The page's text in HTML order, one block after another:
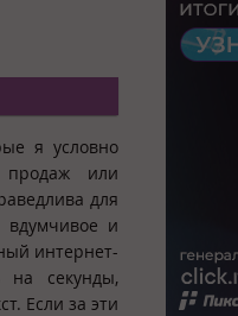
я условно
продаж или
для
вдумчивое и
интернет-
на секунды,
Если за эти